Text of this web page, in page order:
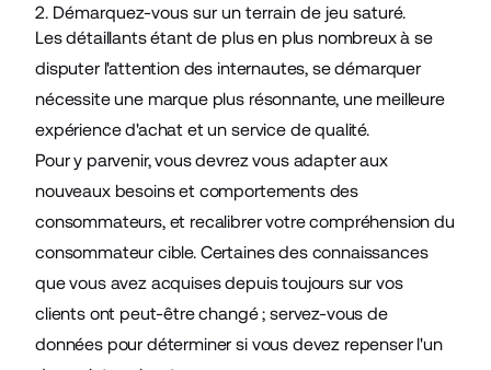
2. Démarquez-vous sur un terrain de jeu saturé.
Les détaillants étant de plus en plus nombreux à se
disputer l'attention des internautes, se démarquer
nécessite une marque plus résonnante, une meilleure
expérience d'achat et un service de qualité.
Pour y parvenir, vous devrez vous adapter aux
nouveaux besoins et comportements des
consommateurs, et recalibrer votre compréhension du
consommateur cible. Certaines des connaissances
que vous avez acquises depuis toujours sur vos
clients ont peut-être changé ; servez-vous de
données pour déterminer si vous devez repenser l'un